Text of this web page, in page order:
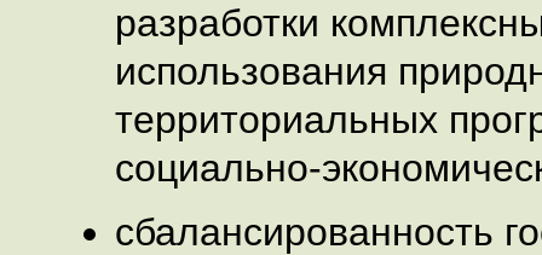
разработки
использования
территориальных
социально-
сбалансированность